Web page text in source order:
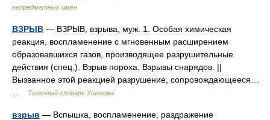
непредметных имён
ВЗРЫВ — ВЗРЫВ, взрыва, муж. 1. Особая химическая
реакция, воспламенение с мгновенным расширением
образовавшихся газов, производящее разрушительные
действия (спец.). Взрыв пороха. Взрывы снарядов. ||
Вызванное этой реакцией разрушение, сопровождающееся…
Толковый словарь Ушакова
взрыв — Вспышка, воспламенение, раздражение